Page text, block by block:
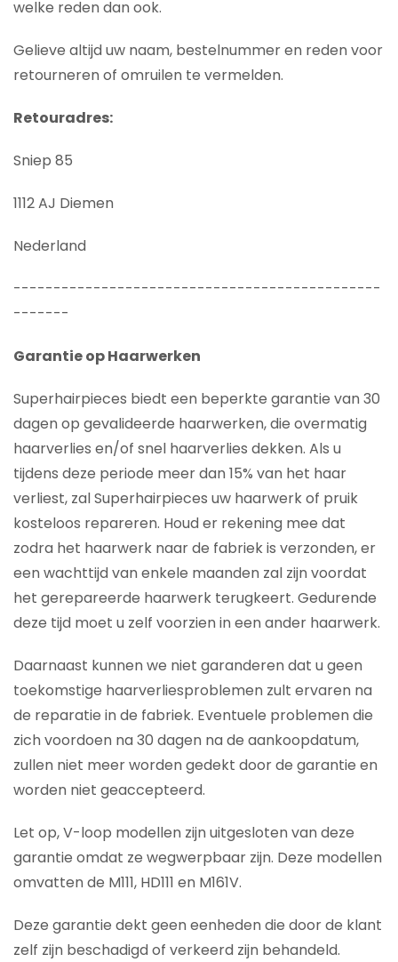
welke reden dan ook.
Gelieve altijd uw naam, bestelnummer en reden voor
retourneren of omruilen te vermelden.
Retouradres:
Sniep 85
1112 AJ Diemen
Nederland
----------------------------------------------
-------
Garantie op Haarwerken
Superhairpieces biedt een beperkte garantie van 30
dagen op gevalideerde haarwerken, die overmatig
haarverlies en/of snel haarverlies dekken. Als u
tijdens deze periode meer dan 15% van het haar
verliest, zal Superhairpieces uw haarwerk of pruik
kosteloos repareren. Houd er rekening mee dat
zodra het haarwerk naar de fabriek is verzonden, er
een wachttijd van enkele maanden zal zijn voordat
het gerepareerde haarwerk terugkeert. Gedurende
deze tijd moet u zelf voorzien in een ander haarwerk.
Daarnaast kunnen we niet garanderen dat u geen
toekomstige haarverliesproblemen zult ervaren na
de reparatie in de fabriek. Eventuele problemen die
zich voordoen na 30 dagen na de aankoopdatum,
zullen niet meer worden gedekt door de garantie en
worden niet geaccepteerd.
Let op, V-loop modellen zijn uitgesloten van deze
garantie omdat ze wegwerpbaar zijn. Deze modellen
omvatten de M111, HD111 en M161V.
Deze garantie dekt geen eenheden die door de klant
zelf zijn beschadigd of verkeerd zijn behandeld.